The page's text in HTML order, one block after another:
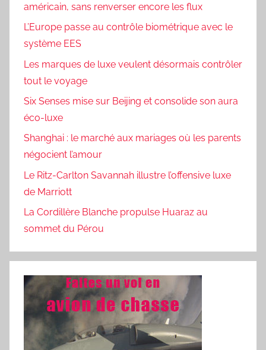
américain, sans renverser encore les flux
L’Europe passe au contrôle biométrique avec le
système EES
Les marques de luxe veulent désormais contrôler
tout le voyage
Six Senses mise sur Beijing et consolide son aura
éco-luxe
Shanghai : le marché aux mariages où les parents
négocient l’amour
Le Ritz-Carlton Savannah illustre l’offensive luxe
de Marriott
La Cordillère Blanche propulse Huaraz au
sommet du Pérou